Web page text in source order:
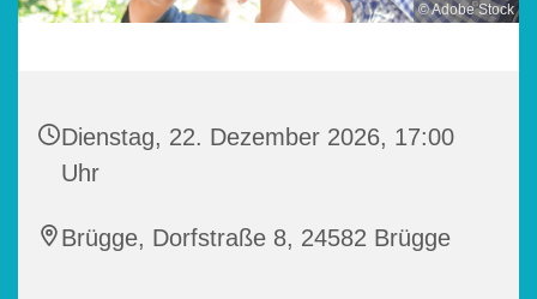
© Adobe Stock
Dienstag, 22. Dezember 2026, 17:00
Uhr
Brügge, Dorfstraße 8, 24582 Brügge